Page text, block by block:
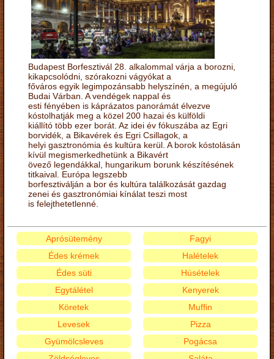
Budapest Borfesztivál 28. alkalommal várja a borozni,
kikapcsolódni, szórakozni vágyókat a
főváros egyik legimpozánsabb helyszínén, a megújuló
Budai Várban. A vendégek nappal és
esti fényében is káprázatos panorámát élvezve
kóstolhatják meg a közel 200 hazai és külföldi
kiállító több ezer borát. Az idei év fókuszába az Egri
borvidék, a Bikavérek és Egri Csillagok, a
helyi gasztronómia és kultúra kerül. A borok kóstolásán
kívül megismerkedhetünk a Bikavért
övező legendákkal, hungarikum borunk készítésének
titkaival. Európa legszebb
borfesztiválján a bor és kultúra találkozását gazdag
zenei és gasztronómiai kínálat teszi most
is felejthetetlenné.
Aprósütemény
Édes krémek
Édes süti
Egytálétel
Fagyi
Halételek
Húsételek
Kenyerek
Köretek
Levesek
Gyümölcsleves
Muffin
Pizza
Pogácsa